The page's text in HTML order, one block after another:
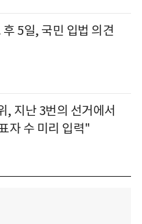
5일, 국민 입법 의견
, 지난 3번의 선거에서
자 수 미리 입력"